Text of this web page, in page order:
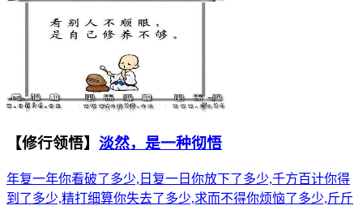
【修行领悟】 淡然，是一种彻悟
年复一年你看破了多少,日复一日你放下了多少,千方百计你得
到了多少,精打细算你失去了多少,求而不得你烦恼了多少,斤斤